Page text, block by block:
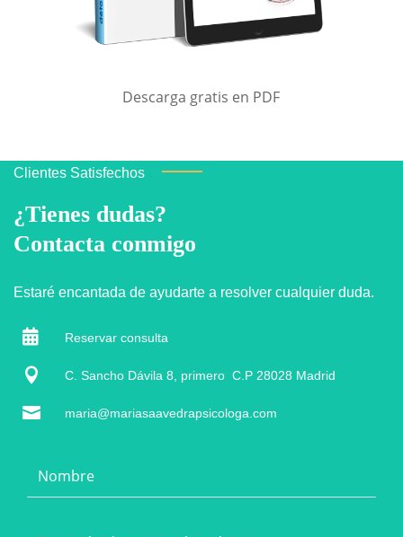
Descarga gratis en PDF
Clientes Satisfechos
¿Tienes dudas?
Contacta conmigo
Estaré encantada de ayudarte a resolver cualquier duda.
 Reservar consulta
 C. Sancho Dávila 8, primero C.P 28028 Madrid
 maria@mariasaavedrapsicologa.com